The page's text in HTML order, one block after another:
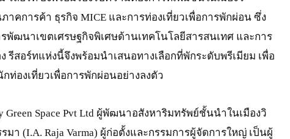
คการค้า ธุรกิจ MICE และการท่องเที่ยวเพื่อการพักผ่อน ซึ่ง
พัฒนาเขตเศรษฐกิจพิเศษด้านเทคโนโลยีสารสนเทศ และการ
รีสอร์ทแห่งนี้จึงพร้อมนำเสนอทางเลือกที่พักระดับพรีเมียม เพื่อ
ท่องเที่ยวเพื่อการพักผ่อนอย่างลงตัว
Space Pvt Ltd ผู้พัฒนาอสังหาริมทรัพย์ชั้นนำในเมืองวิ
า (I.A. Raja Varma) ผู้ก่อตั้งและกรรมการผู้จัดการใหญ่ เป็นผู้